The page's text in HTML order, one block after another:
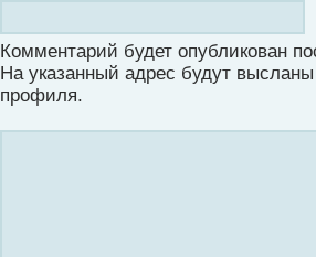
Комментарий будет опубликован
На указанный адрес будут
профиля.